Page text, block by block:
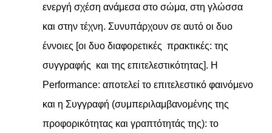
ενεργή σχέση ανάμεσα στο σώμα, στη γλώσσα
και στην τέχνη. Συνυπάρχουν σε αυτό οι δυο
έννοιες [οι δυο διαφορετικές πρακτικές: της
συγγραφής και της επιτελεστικότητας]. Η
Performance: αποτελεί το επιτελεστικό φαινόμενο
και η Συγγραφή (συμπεριλαμβανομένης της
προφορικότητας και γραπτότητάς της): το